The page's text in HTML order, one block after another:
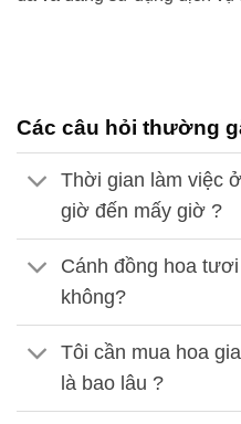
Các câu hỏi thường
Thời gian làm việc
giờ đến mấy giờ ?
Cánh đồng hoa
không?
Tôi cần mua hoa
là bao lâu ?